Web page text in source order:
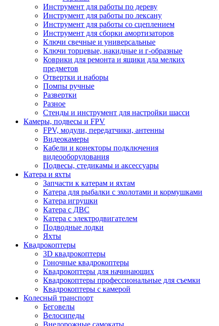
Инструмент для работы по дереву
Инструмент для работы по лексану
Инструмент для работы со сцеплением
Инструмент для сборки амортизаторов
Ключи свечные и универсальные
Ключи торцевые, накидные и г-образные
Коврики для ремонта и ящики дла мелких
предметов
Отвертки и наборы
Помпы ручные
Развертки
Разное
Стенды и инструмент для настройки шасси
Камеры, подвесы и FPV
FPV, модули, передатчики, антенны
Видеокамеры
Кабели и конекторы подключения
видеооборудования
Подвесы, стедикамы и аксессуары
Катера и яхты
Запчасти к катерам и яхтам
Катера для рыбалки с эхолотами и кормушками
Катера игрушки
Катера с ДВС
Катера с электродвигателем
Подводные лодки
Яхты
Квадрокоптеры
3D квадрокоптеры
Гоночные квадрокоптеры
Квадрокоптеры для начинающих
Квадрокоптеры профессиональные для съемки
Квадрокоптеры с камерой
Колесный транспорт
Беговелы
Велосипеды
Внедорожные самокаты